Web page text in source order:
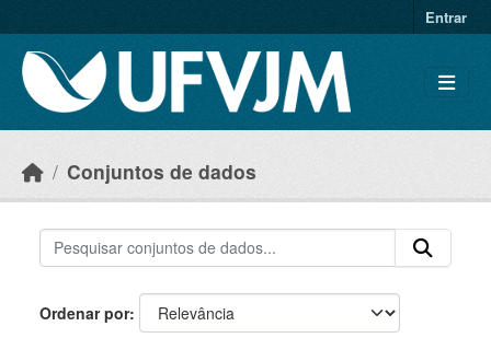
Entrar
Conjuntos de dados
Ordenar por